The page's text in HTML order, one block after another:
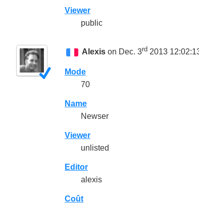
Viewer
public
Alexis on Dec. 3rd 2013
Mode
70
Name
Newser
Viewer
unlisted
Editor
alexis
Coût